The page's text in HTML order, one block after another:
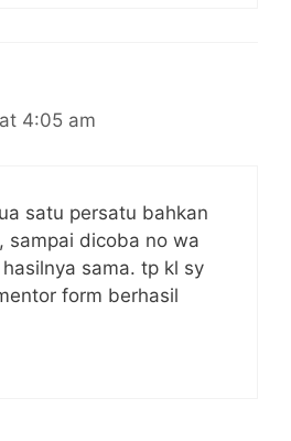
4:05 am
satu persatu bahkan
sampai dicoba no wa
sama. tp kl sy
form berhasil